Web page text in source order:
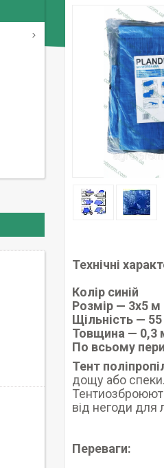
Технічні
Колір синій
Розмір — 3х5 м
Щільність —
Товщина — 0,3
По всьому
Тент
дощу або
від негоди
Переваги: